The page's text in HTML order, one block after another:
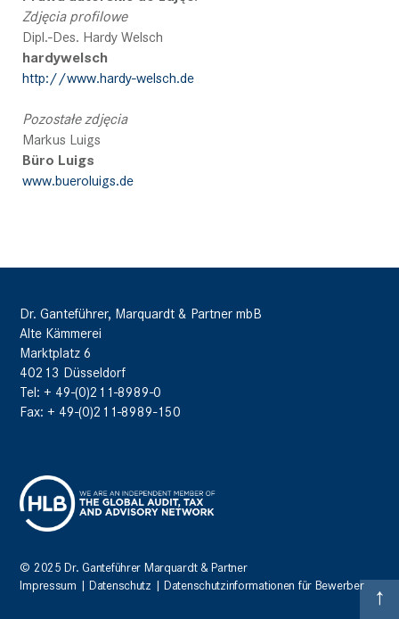
Zdjęcia profilowe
Dipl.-Des. Hardy Welsch
hardywelsch
http://www.hardy-welsch.de
Pozostałe zdjęcia
Markus Luigs
Büro Luigs
www.bueroluigs.de
Dr. Ganteführer, Marquardt & Partner mbB
Alte Kämmerei
Marktplatz 6
40213 Düsseldorf
Tel: + 49-(0)211-8989-0
Fax: + 49-(0)211-8989-150
© 2025 Dr. Ganteführer Marquardt & Partner
Impressum | Datenschutz |Datenschutzinformationen für Bewerber ↑